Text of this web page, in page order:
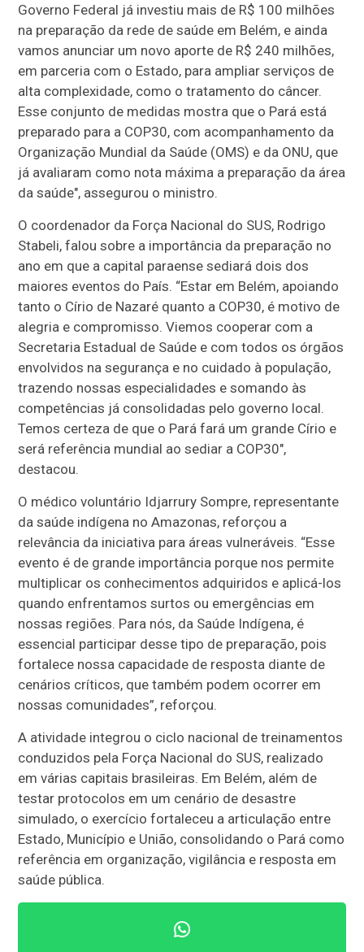
Governo Federal já investiu mais de R$ 100 milhões
na preparação da rede de saúde em Belém, e ainda
vamos anunciar um novo aporte de R$ 240 milhões,
em parceria com o Estado, para ampliar serviços de
alta complexidade, como o tratamento do câncer.
Esse conjunto de medidas mostra que o Pará está
preparado para a COP30, com acompanhamento da
Organização Mundial da Saúde (OMS) e da ONU, que
já avaliaram como nota máxima a preparação da área
da saúde", assegurou o ministro.
O coordenador da Força Nacional do SUS, Rodrigo
Stabeli, falou sobre a importância da preparação no
ano em que a capital paraense sediará dois dos
maiores eventos do País. “Estar em Belém, apoiando
tanto o Círio de Nazaré quanto a COP30, é motivo de
alegria e compromisso. Viemos cooperar com a
Secretaria Estadual de Saúde e com todos os órgãos
envolvidos na segurança e no cuidado à população,
trazendo nossas especialidades e somando às
competências já consolidadas pelo governo local.
Temos certeza de que o Pará fará um grande Círio e
será referência mundial ao sediar a COP30",
destacou.
O médico voluntário Idjarrury Sompre, representante
da saúde indígena no Amazonas, reforçou a
relevância da iniciativa para áreas vulneráveis. “Esse
evento é de grande importância porque nos permite
multiplicar os conhecimentos adquiridos e aplicá-los
quando enfrentamos surtos ou emergências em
nossas regiões. Para nós, da Saúde Indígena, é
essencial participar desse tipo de preparação, pois
fortalece nossa capacidade de resposta diante de
cenários críticos, que também podem ocorrer em
nossas comunidades”, reforçou.
A atividade integrou o ciclo nacional de treinamentos
conduzidos pela Força Nacional do SUS, realizado
em várias capitais brasileiras. Em Belém, além de
testar protocolos em um cenário de desastre
simulado, o exercício fortaleceu a articulação entre
Estado, Município e União, consolidando o Pará como
referência em organização, vigilância e resposta em
saúde pública.